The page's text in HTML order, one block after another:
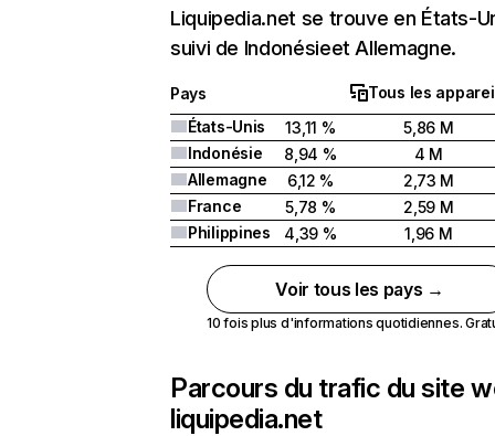
Liquipedia.net se trouve en États-
suivi de Indonésieet Allemagne.
Pays
Tous les
États-Unis
13,11 %
5,86 M
Indonésie
8,94 %
4 M
Allemagne
6,12 %
2,73 M
France
5,78 %
2,59 M
Philippines
4,39 % 1,96 M
Voir tous les pays →
10 fois plus d'informations quotidiennes.
Parcours du trafic du site
liquipedia.net